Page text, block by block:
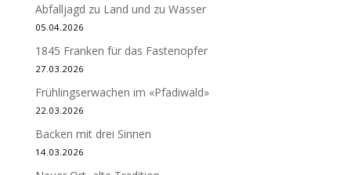
Abfalljagd zu Land und zu Wasser
05.04.2026
1845 Franken für das Fastenopfer
27.03.2026
Frühlingserwachen im «Pfadiwald»
22.03.2026
Backen mit drei Sinnen
14.03.2026